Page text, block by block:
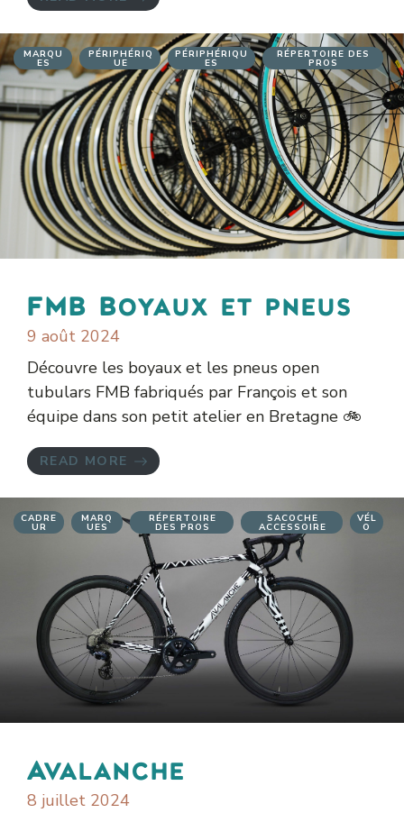
MARQU
ES
PÉRIPHÉRIQ
UE
PÉRIPHÉRIQU
ES
RÉPERTOIRE DES
PROS
FMB Boyaux et pneus
9 août 2024
Découvre les boyaux et les pneus open
tubulars FMB fabriqués par François et son
équipe dans son petit atelier en Bretagne 🚲
READ MORE
CADRE
UR
MARQ
UES
RÉPERTOIRE
DES PROS
SACOCHE
ACCESSOIRE
VÉL
O
Avalanche
8 juillet 2024